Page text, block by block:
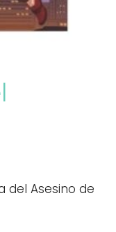
del Asesino de